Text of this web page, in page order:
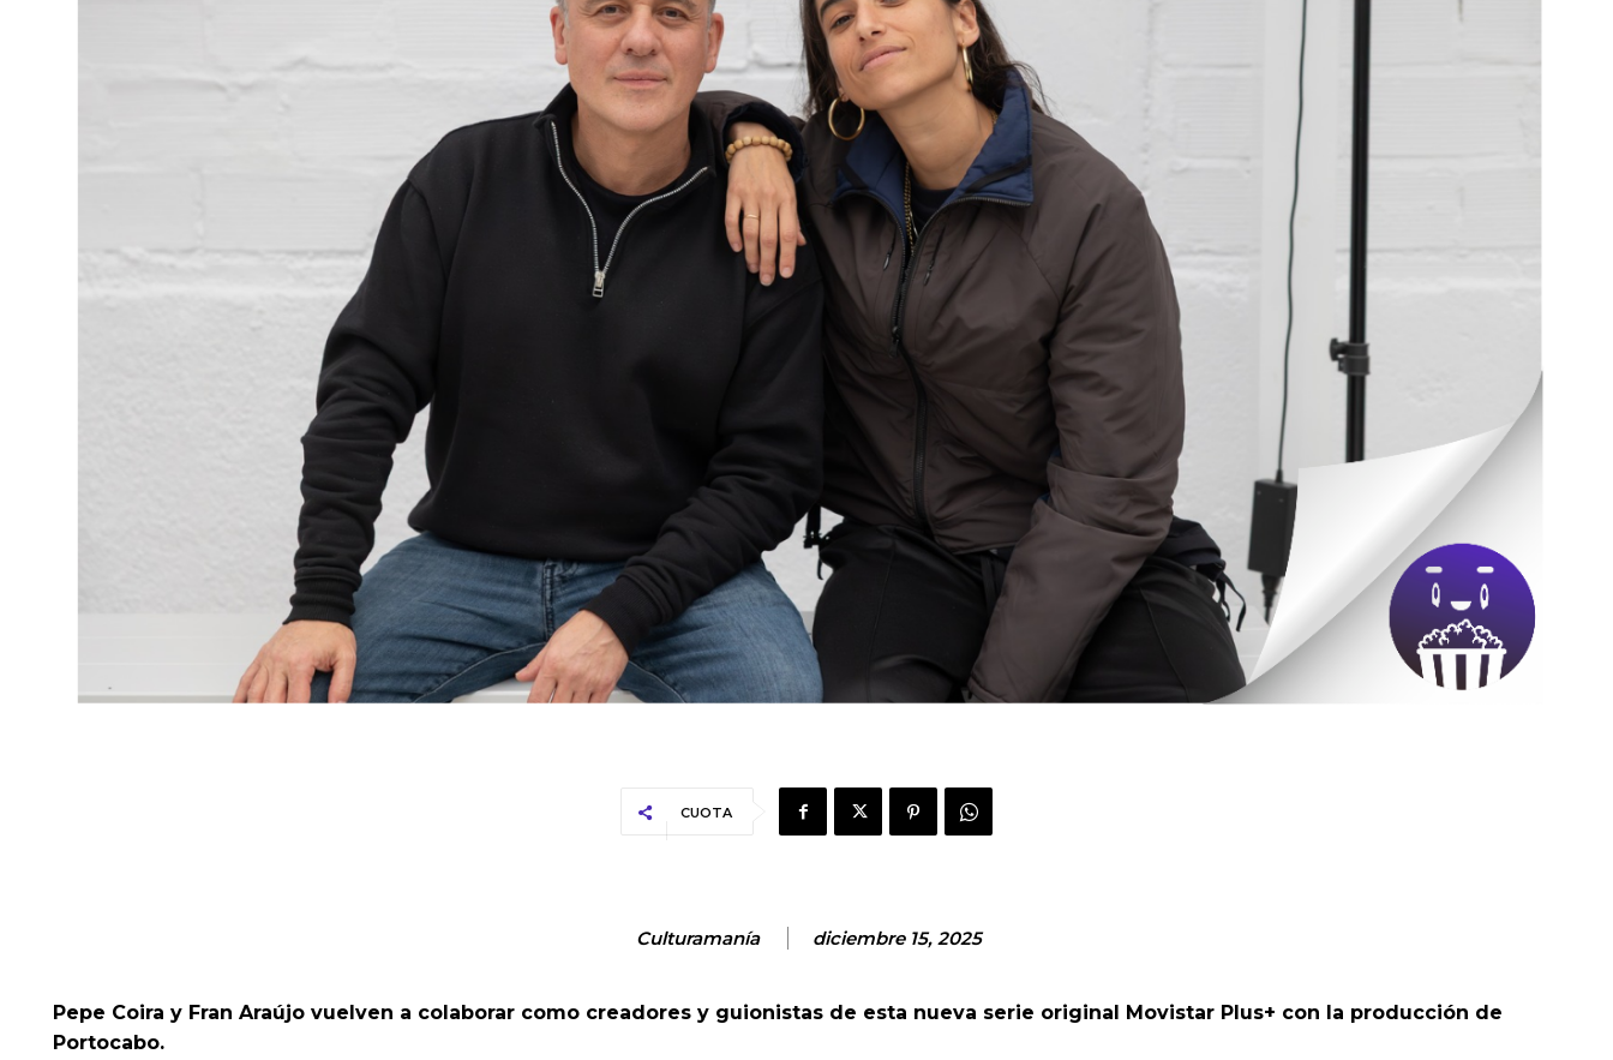
CUOTA
Culturamanía diciembre 15, 2025
Pepe Coira y Fran Araújo vuelven a colaborar como creadores y guionistas de esta nueva serie original Movistar Plus+ con la producción de
Portocabo.